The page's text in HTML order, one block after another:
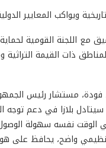
ويواكب المعايير
مع اللجنة القومية
ذات القيمة
فودة، مستشار رئيس
بلازا في دعم توجه
الوقت نفسه سهولة
واضح، يحافظ على